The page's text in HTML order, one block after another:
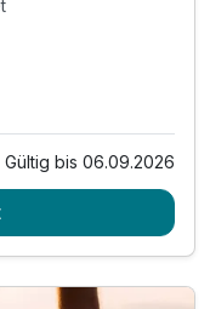
Gültig bis 06.09.2026